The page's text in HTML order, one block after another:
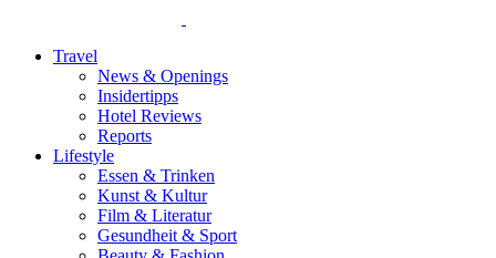
Travel
News & Openings
Insidertipps
Hotel Reviews
Reports
Lifestyle
Essen & Trinken
Kunst & Kultur
Film & Literatur
Gesundheit & Sport